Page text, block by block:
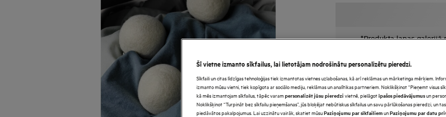
*Produkta lapas galerijā
paredzēti tikai
precīzi neatspoguļo šo
Šī vietne izmanto sīkfailus, lai lietotājam nodrošinātu personalizētu pieredzi.
Sīkfaili un citas līdzīgas tehnoloģijas tiek izmantotas vietnes uzlabošanas, kā arī reklāmas un mārketinga mērķiem.
izmanto mūsu vietni, tiek kopīgota ar sociālo mediju, reklāmas un analītikas partneriem. Noklikšķinot “Pieņemt visus
kā mēs izmantojam sīkfailus, tāpēc varampersonalizēt jūsu pieredzi vietnē, pielāgotīpašos piedāvājumusun
Noklikšķinot “Turpināt bez sīkfailu pieņemšanas”, jūs bloķējat nebūtiskus sīkfailus un savu pārlūkošanas pieredzi, un
piedāvātos pakalpojumus. Lai uzzinātu vairāk, skatiet mūsuPaziņojumu par sīkfailiemunPaziņojumu par datu